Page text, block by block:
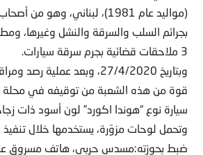
(مواليد عام 1981)، لبناني، وهو
بجرائم السلب والسرقة والنشل وغيرها،
3 ملاحقات قضائية بجرم سرقة سيارات.
وبتاريخ 27/4/2020، وبعد عملية
قوة من هذه الشعبة من توقيفه في محلة
سيارة نوع “هوندا اكورد” لون أسود ذات
وتحمل لوحات مزوّرة، يستخدمها خلال تنفيذ